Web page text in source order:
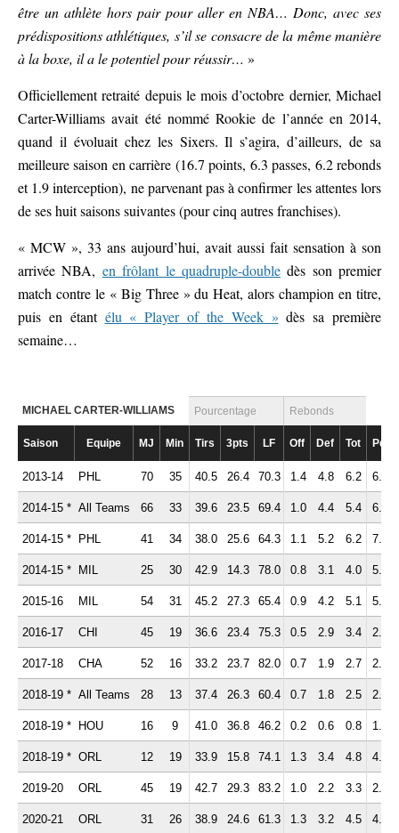
être un athlète hors pair pour aller en NBA… Donc, avec ses
prédispositions athlétiques, s’il se consacre de la même manière
à la boxe, il a le potentiel pour réussir… »
Officiellement retraité depuis le mois d’octobre dernier, Michael
Carter-Williams avait été nommé Rookie de l’année en 2014,
quand il évoluait chez les Sixers. Il s’agira, d’ailleurs, de sa
meilleure saison en carrière (16.7 points, 6.3 passes, 6.2 rebonds
et 1.9 interception), ne parvenant pas à confirmer les attentes lors
de ses huit saisons suivantes (pour cinq autres franchises).
« MCW », 33 ans aujourd’hui, avait aussi fait sensation à son
arrivée NBA, en frôlant le quadruple-doubledès son premier
match contre le « Big Three » du Heat, alors champion en titre,
puis en étant élu « Player of the Week » dès sa première
semaine…
MICHAEL CARTER-WILLIAMS Pourcentage Rebonds
Saison Equipe MJ Min Tirs 3pts LF Off Def Tot Pd
2013-14 PHL 70 35 40.5 26.4 70.3 1.4 4.8 6.2 6.3
2014-15 * All Teams 66 33 39.6 23.5 69.4 1.0 4.4 5.4 6.7
2014-15 * PHL 41 34 38.0 25.6 64.3 1.1 5.2 6.2 7.4
2014-15 * MIL 25 30 42.9 14.3 78.0 0.8 3.1 4.0 5.6
2015-16 MIL 54 31 45.2 27.3 65.4 0.9 4.2 5.1 5.2
2016-17 CHI 45 19 36.6 23.4 75.3 0.5 2.9 3.4 2.5
2017-18 CHA 52 16 33.2 23.7 82.0 0.7 1.9 2.7 2.2
2018-19 * All Teams 28 13 37.4 26.3 60.4 0.7 1.8 2.5 2.5
2018-19 * HOU 16 9 41.0 36.8 46.2 0.2 0.6 0.8 1.3
2018-19 * ORL 12 19 33.9 15.8 74.1 1.3 3.4 4.8 4.1
2019-20 ORL 45 19 42.7 29.3 83.2 1.0 2.2 3.3 2.4
2020-21 ORL 31 26 38.9 24.6 61.3 1.3 3.2 4.5 4.2